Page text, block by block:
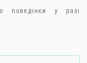
поведінки у разі